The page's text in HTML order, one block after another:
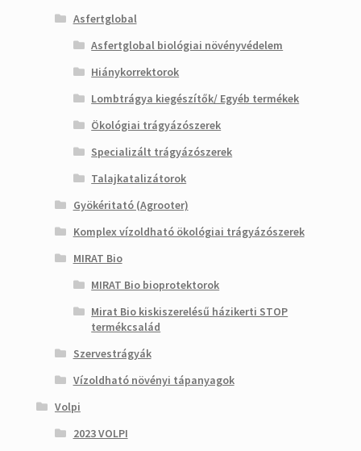
Asfertglobal
Asfertglobal biológiai növényvédelem
Hiánykorrektorok
Lombtrágya kiegészítők/ Egyéb termékek
Ökológiai trágyázószerek
Specializált trágyázószerek
Talajkatalizátorok
Gyökéritató (Agrooter)
Komplex vízoldható ökológiai trágyázószerek
MIRAT Bio
MIRAT Bio bioprotektorok
Mirat Bio kiskiszerelésű házikerti STOP
termékcsalád
Szervestrágyák
Vízoldható növényi tápanyagok
Volpi
2023 VOLPI